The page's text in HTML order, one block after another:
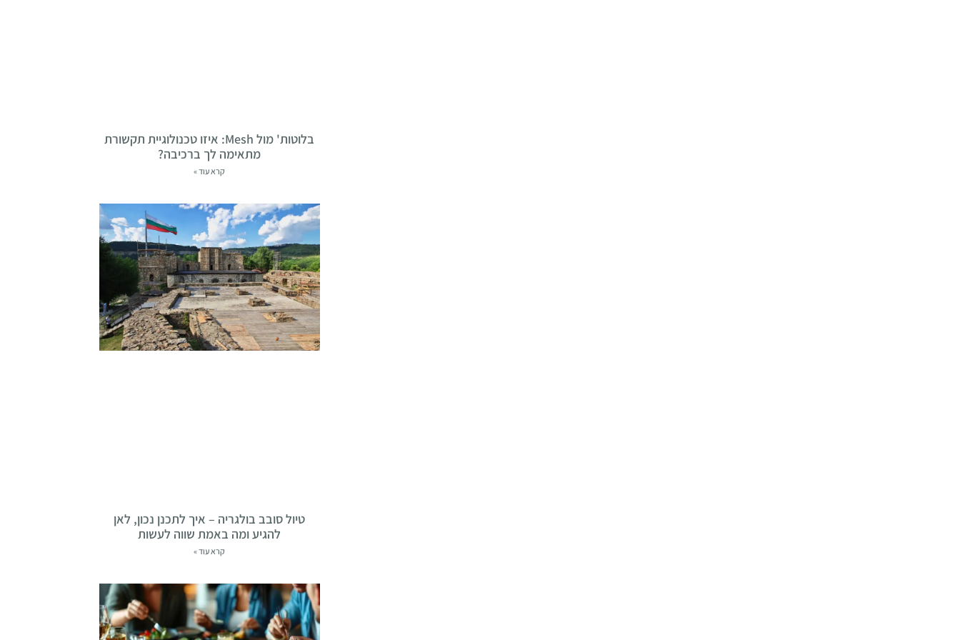
בלוטות' מול Mesh: איזו טכנולוגיית תקשורת
מתאימה לך ברכיבה?
קרא עוד »
טיול סובב בולגריה – איך לתכנן נכון, לאן
להגיע ומה באמת שווה לעשות
קרא עוד »